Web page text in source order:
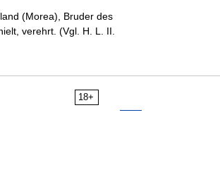
(Morea), Bruder des
verehrt. (Vgl. H. L. II.
18+